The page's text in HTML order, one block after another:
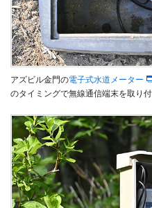
アズビル金門の電子式水道メーター
のタイミングで無線通信端末を取り